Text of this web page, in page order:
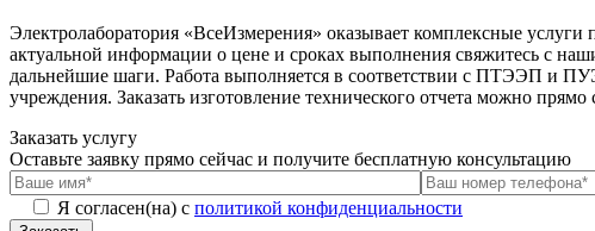
Электролаборатория «ВсеИзмерения» оказывает комплексные
актуальной информации о цене и сроках выполнения свяжитесь с
дальнейшие шаги. Работа выполняется в соответствии с ПТЭЭП и
учреждения. Заказать изготовление технического отчета можно
Заказать услугу
Оставьте заявку прямо сейчас и получите бесплатную консультацию
Я согласен(на) с политикой конфиденциальности